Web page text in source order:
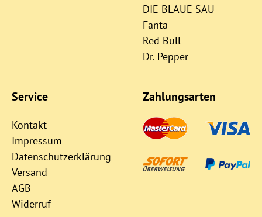
DIE BLAUE SAU
Fanta
Red Bull
Dr. Pepper
Service
Kontakt
Impressum
Datenschutzerklärung
Versand
AGB
Widerruf
Zahlungsarten